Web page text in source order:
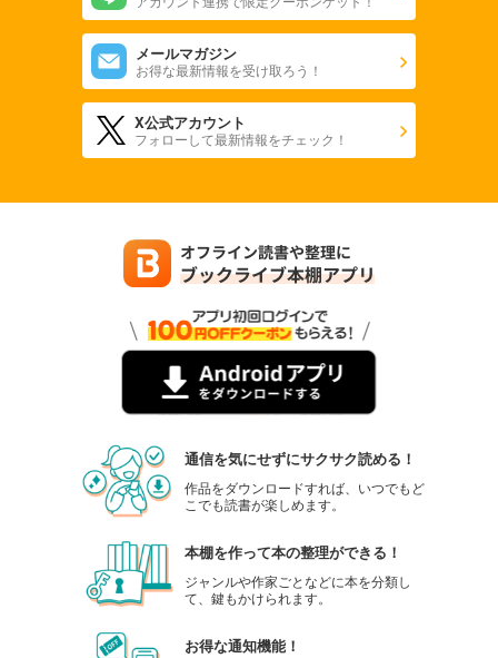
メールマガジン
お得な最新情報を受け取ろう！
X公式アカウント
フォローして最新情報をチェック！
通信を気にせずにサクサク読める！
作品をダウンロードすれば、いつでもど
こでも読書が楽しめます。
本棚を作って本の整理ができる！
ジャンルや作家ごとなどに本を分類し
て、鍵もかけられます。
お得な通知機能！